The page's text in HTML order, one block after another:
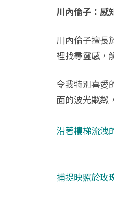
川內倫子：感
川內倫子擅長
裡找尋靈感，
令我特別喜愛
面的波光粼粼
沿著樓梯流洩
捕捉映照於玫